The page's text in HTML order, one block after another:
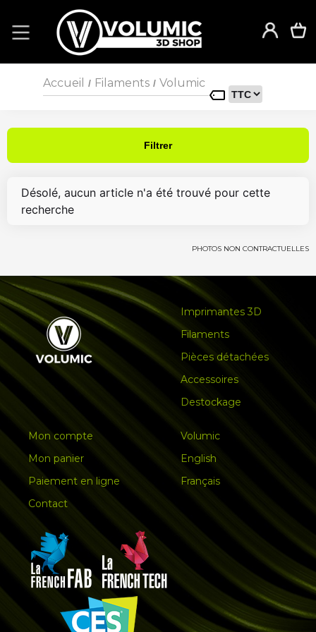
Accueil / Filaments / Volumic
Filtrer
Désolé, aucun article n'a été trouvé pour cette
recherche
PHOTOS NON CONTRACTUELLES
Imprimantes 3D
Filaments
Pièces détachées
Accessoires
Destockage
Mon compte
Mon panier
Paiement en ligne
Contact
Volumic
English
Français